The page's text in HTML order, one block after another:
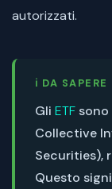
autorizzati.
ℹ️ DA SAPERE
Gli ETF
Collective
Securities),
Questo